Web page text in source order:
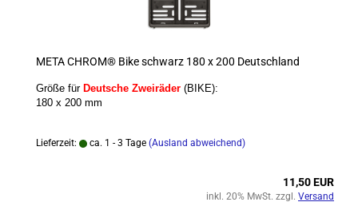
META CHROM® Bike schwarz 180 x 200 Deutschland
Größe für Deutsche Zweiräder (BIKE):
180 x 200 mm
Lieferzeit: ca. 1 - 3 Tage (Ausland abweichend)
11,50 EUR
inkl. 20% MwSt. zzgl. Versand